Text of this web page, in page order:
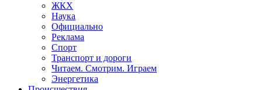
ЖКХ
Наука
Официально
Реклама
Спорт
Транспорт и дороги
Читаем. Смотрим. Играем
Энергетика